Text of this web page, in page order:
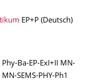
EP+P (Deutsch)
Phy-Ba-EP-ExI+II MN-
SEMS-PHY-Ph1